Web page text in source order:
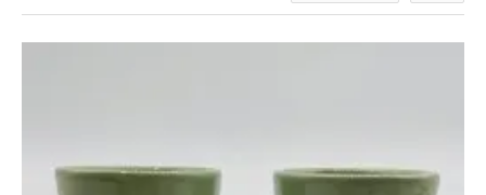
accessori vari di ceramica sono pronti a impreziosire i